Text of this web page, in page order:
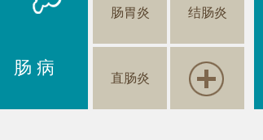
肠 病
肠胃炎 结肠炎
直肠炎